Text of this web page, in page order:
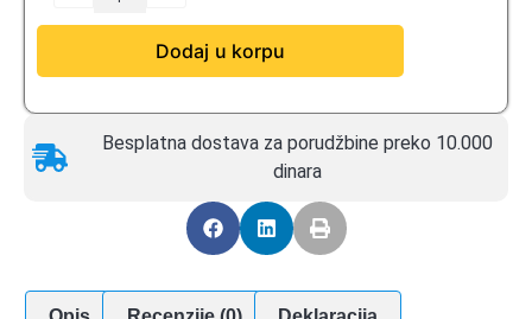
Dodaj u korpu
Besplatna dostava za porudžbine preko 10.000
dinara